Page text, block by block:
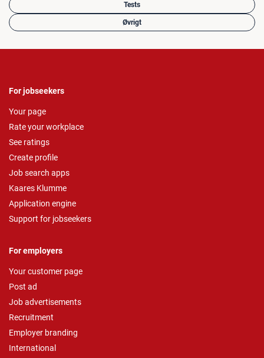
Tests
Øvrigt
For jobseekers
Your page
Rate your workplace
See ratings
Create profile
Job search apps
Kaares Klumme
Application engine
Support for jobseekers
For employers
Your customer page
Post ad
Job advertisements
Recruitment
Employer branding
International